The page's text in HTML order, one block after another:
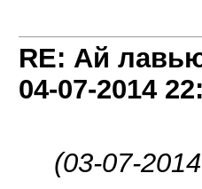
RE: Ай
04-07-2014
(03-07-